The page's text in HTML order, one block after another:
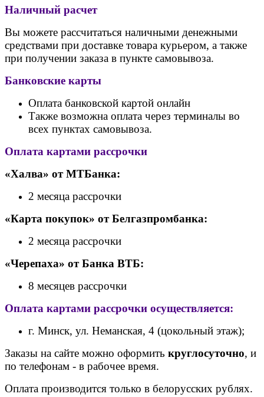
Наличный расчет
Вы можете рассчитаться наличными денежными
средствами при доставке товара курьером, а также
при получении заказа в пункте самовывоза.
Банковские карты
Оплата банковской картой онлайн
Также возможна оплата через терминалы во
всех пунктах самовывоза.
Оплата картами рассрочки
«Халва» от МТБанка:
2 месяца рассрочки
«Карта покупок» от Белгазпромбанка:
2 месяца рассрочки
«Черепаха» от Банка ВТБ:
8 месяцев рассрочки
Оплата картами рассрочки осуществляется:
г. Минск, ул. Неманская, 4 (цокольный этаж);
Заказы на сайте можно оформить круглосуточно, и
по телефонам - в рабочее время.
Оплата производится только в белорусских рублях.